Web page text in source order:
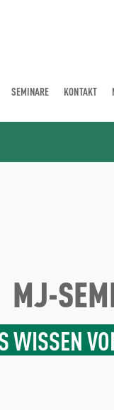
SEMINARE KONTAKT
MJ-
WISSEN